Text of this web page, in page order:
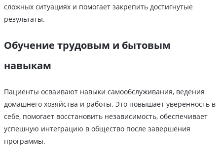
сложных ситуациях и помогает закрепить достигнутые
результаты.
Обучение трудовым и бытовым
навыкам
Пациенты осваивают навыки самообслуживания, ведения
домашнего хозяйства и работы. Это повышает уверенность в
себе, помогает восстановить независимость, обеспечивает
успешную интеграцию в общество после завершения
программы.